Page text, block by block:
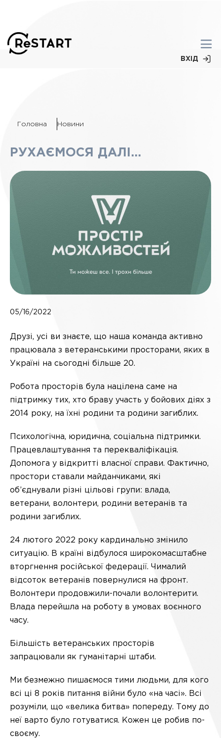
ВХІД
Головна Новини
РУХАЄМОСЯ ДАЛІ…
05/16/2022
Друзі, усі ви знаєте, що наша команда активно
працювала з ветеранськими просторами, яких в
Україні на сьогодні більше 20.
Робота просторів була націлена саме на
підтримку тих, хто браву участь у бойових діях з
2014 року, на їхні родини та родини загиблих.
Психологічна, юридична, соціальна підтримки.
Працевлаштування та перекваліфікація.
Допомога у відкритті власної справи. Фактично,
простори ставали майданчиками, які
об’єднували різні цільові групи: влада,
ветерани, волонтери, родини ветеранів та
родини загиблих.
24 лютого 2022 року кардинально змінило
ситуацію. В країні відбулося широкомасштабне
вторгнення російської федерації. Чималий
відсоток ветеранів повернулися на фронт.
Волонтери продовжили-почали волонтерити.
Влада перейшла на роботу в умовах воєнного
часу.
Більшість ветеранських просторів
запрацювали як гуманітарні штаби.
Ми безмежно пишаємося тими людьми, для кого
всі ці 8 років питання війни було «на часі». Всі
розуміли, що «велика битва» попереду. Тому до
неї варто було готуватися. Кожен це робив по-
своєму.